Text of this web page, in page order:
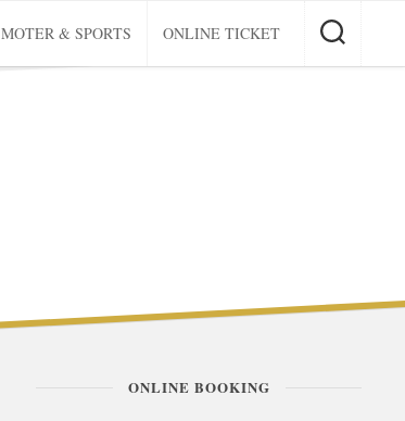
MOTER & SPORTS ONLINE TICKET
ONLINE BOOKING